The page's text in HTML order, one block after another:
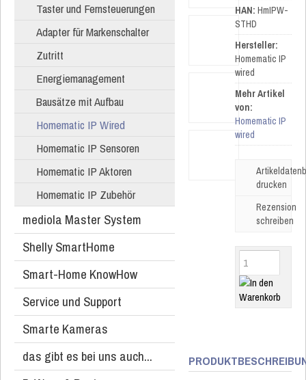
Taster und Fernsteuerungen
Adapter für Markenschalter
Zutritt
Energiemanagement
Bausätze mit Aufbau
Homematic IP Wired
Homematic IP Sensoren
Homematic IP Aktoren
Homematic IP Zubehör
mediola Master System
Shelly SmartHome
Smart-Home KnowHow
Service und Support
Smarte Kameras
das gibt es bei uns auch...
HAN: HmIPW-
STHD
Hersteller:
Homematic IP
wired
Mehr Artikel
von:
Homematic IP
wired
drucken
Rezension
schreiben